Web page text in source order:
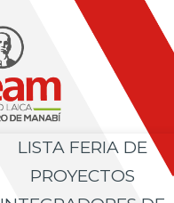
LISTA FERIA DE
PROYECTOS